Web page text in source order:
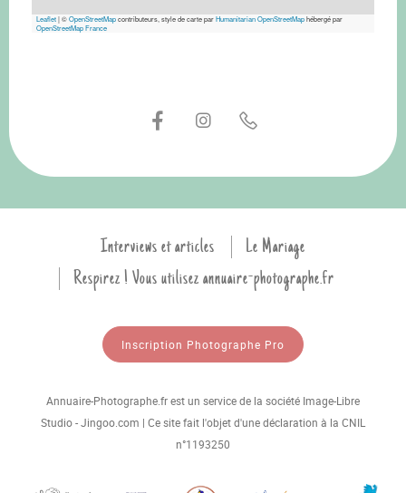
Leaflet|©OpenStreetMapcontributeurs, style de carte parHumanitarian OpenStreetMaphébergé par
OpenStreetMap France
Interviews et articles
Le Mariage
Respirez ! Vous utilisez annuaire-photographe.fr
Inscription Photographe Pro
Annuaire-Photographe.fr est un service de la société Image-Libre
Studio - Jingoo.com | Ce site fait l'objet d'une déclaration à la CNIL
n°1193250